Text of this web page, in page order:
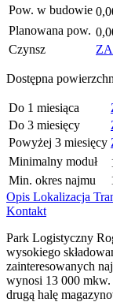
Pow. w budowie
Planowana pow.
Czynsz
Dostępna
Do 1 miesiąca
Do 3 miesięcy
Powyżej 3 miesięcy
Minimalny moduł
Min. okres najmu
Opis Lokalizacja
Kontakt
Park Logistyczny
wysokiego
zainteresowanych
wynosi 13 000 mkw.
drugą halę